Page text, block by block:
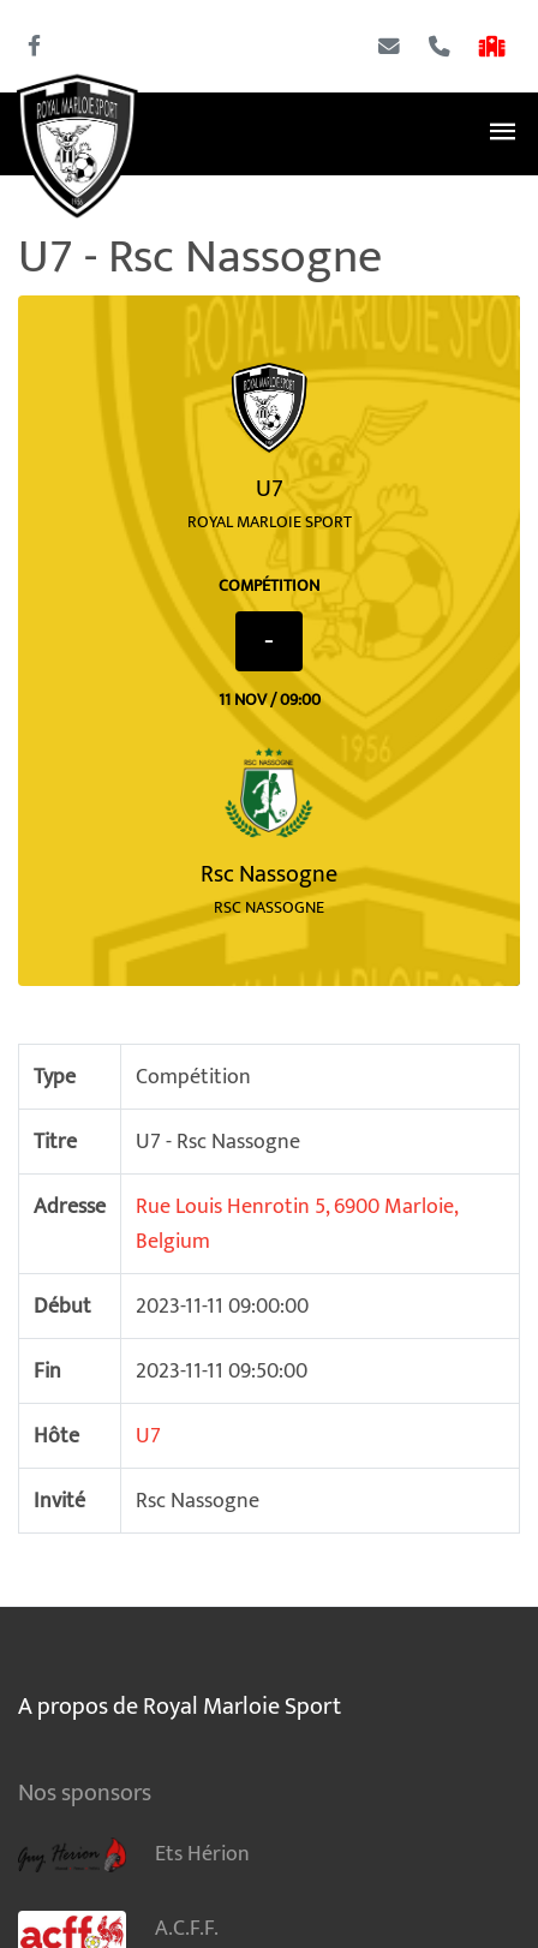
U7 - Rsc Nassogne
U7
ROYAL MARLOIE SPORT
COMPÉTITION
-
11 NOV / 09:00
Rsc Nassogne
RSC NASSOGNE
Type
Compétition
Titre
U7 - Rsc Nassogne
Adresse
Rue Louis Henrotin 5, 6900 Marloie,
Belgium
Début
2023-11-11 09:00:00
Fin
2023-11-11 09:50:00
Hôte
U7
Invité
Rsc Nassogne
A propos de Royal Marloie Sport
Nos sponsors
Ets Hérion
A.C.F.F.